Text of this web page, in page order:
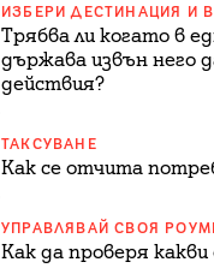
ИЗБЕРИ ДЕСТИНАЦИЯ И
Трябва ли когато в
държава извън него
действия?
ТАКСУВАНЕ
Как се отчита
УПРАВЛЯВАЙ СВОЯ
Как да проверя